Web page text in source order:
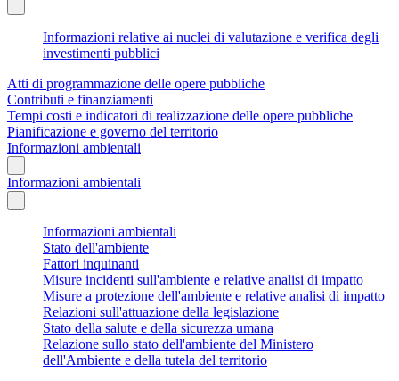
Informazioni relative ai nuclei di valutazione e verifica degli
investimenti pubblici
Atti di programmazione delle opere pubbliche
Contributi e finanziamenti
Tempi costi e indicatori di realizzazione delle opere pubbliche
Pianificazione e governo del territorio
Informazioni ambientali
Informazioni ambientali
Informazioni ambientali
Stato dell'ambiente
Fattori inquinanti
Misure incidenti sull'ambiente e relative analisi di impatto
Misure a protezione dell'ambiente e relative analisi di impatto
Relazioni sull'attuazione della legislazione
Stato della salute e della sicurezza umana
Relazione sullo stato dell'ambiente del Ministero
dell'Ambiente e della tutela del territorio